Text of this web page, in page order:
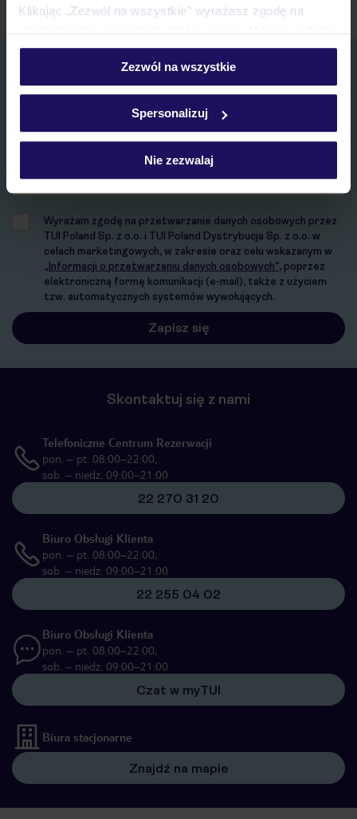
Klikając „Zezwól na wszystkie” wyrażasz zgodę na
personalizować swój wybór wchodząc w zakładkę
Szczegółowe informacje o plikach cookie znajdziesz
polityce plików cookies oraz polityce prywatności
Zezwól na wszystkie
Spersonalizuj
Nie zezwalaj
Zapisz się do newslettera
IMIĘ*
Wyrażam zgodę na przetwarzanie danych osobowych przez
TUI Poland Sp. z o.o. i TUI Poland Dystrybucja Sp. z o.o. w
celach marketingowych, w zakresie oraz celu wskazanym w
„Informacji o przetwarzaniu danych osobowych”, poprzez
elektroniczną formę komunikacji (e-mail), także z użyciem
tzw. automatycznych systemów wywołujących.
Skontaktuj się z nami
Telefoniczne Centrum Rezerwacji
pon. – pt. 08:00–22:00,
sob. – niedz. 09:00–21:00
22 270 31 20
Biuro Obsługi Klienta
pon. – pt. 08:00–22:00,
sob. – niedz. 09:00–21:00
22 255 04 02
Biuro Obsługi Klienta
pon. – pt. 08:00–22:00,
sob. – niedz. 09:00–21:00
Czat w myTUI
Biura stacjonarne
Znajdź na mapie